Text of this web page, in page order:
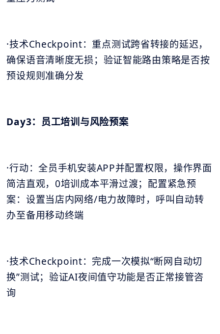
·技术Checkpoint：重点测试跨省转接的延迟，
确保语音清晰度无损；验证智能路由策略是否按
预设规则准确分发
Day3：员工培训与风险预案
·行动：全员手机安装APP并配置权限，操作界面
简洁直观，0培训成本平滑过渡；配置紧急预
案：设置当店内网络/电力故障时，呼叫自动转
办至备用移动终端
·技术Checkpoint：完成一次模拟“断网自动切
换”测试；验证AI夜间值守功能是否正常接管咨
询